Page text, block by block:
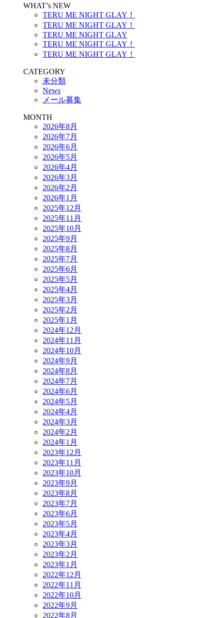
WHAT’s NEW
TERU ME NIGHT GLAY！
TERU ME NIGHT GLAY！
TERU ME NIGHT GLAY
TERU ME NIGHT GLAY！
TERU ME NIGHT GLAY！
CATEGORY
未分類
News
メール募集
MONTH
2026年8月
2026年7月
2026年6月
2026年5月
2026年4月
2026年3月
2026年2月
2026年1月
2025年12月
2025年11月
2025年10月
2025年9月
2025年8月
2025年7月
2025年6月
2025年5月
2025年4月
2025年3月
2025年2月
2025年1月
2024年12月
2024年11月
2024年10月
2024年9月
2024年8月
2024年7月
2024年6月
2024年5月
2024年4月
2024年3月
2024年2月
2024年1月
2023年12月
2023年11月
2023年10月
2023年9月
2023年8月
2023年7月
2023年6月
2023年5月
2023年4月
2023年3月
2023年2月
2023年1月
2022年12月
2022年11月
2022年10月
2022年9月
2022年8月